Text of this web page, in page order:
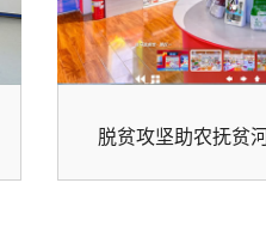
脱贫攻坚助农抚贫